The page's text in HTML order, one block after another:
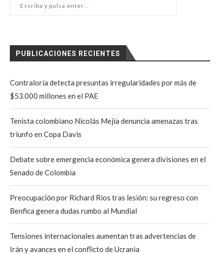
PUBLICACIONES RECIENTES
Contraloría detecta presuntas irregularidades por más de
$53.000 millones en el PAE
Tenista colombiano Nicolás Mejía denuncia amenazas tras
triunfo en Copa Davis
Debate sobre emergencia económica genera divisiones en el
Senado de Colombia
Preocupación por Richard Ríos tras lesión: su regreso con
Benfica genera dudas rumbo al Mundial
Tensiones internacionales aumentan tras advertencias de
Irán y avances en el conflicto de Ucrania